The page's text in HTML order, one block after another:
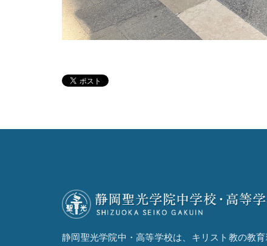
静岡聖光学院中・高等学校は、キリスト教の教育